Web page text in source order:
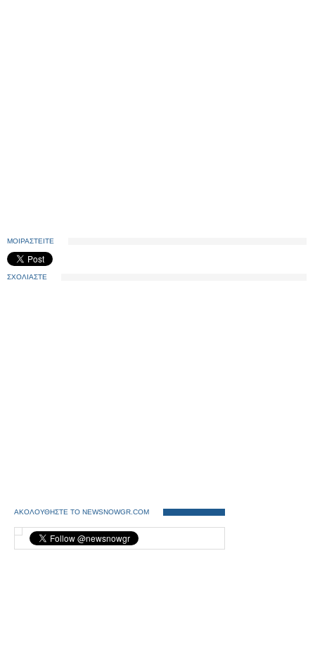
ΜΟΙΡΑΣΤΕΙΤΕ
ΣΧΟΛΙΑΣΤΕ
ΑΚΟΛΟΥΘΗΣΤΕ ΤΟ NEWSNOWGR.COM